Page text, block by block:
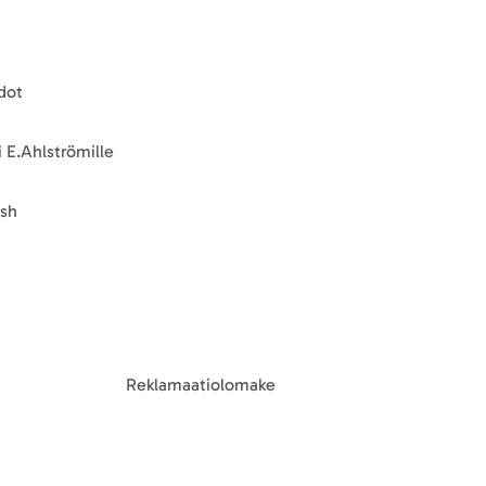
E.Ahlströmille
Reklamaatiolomake